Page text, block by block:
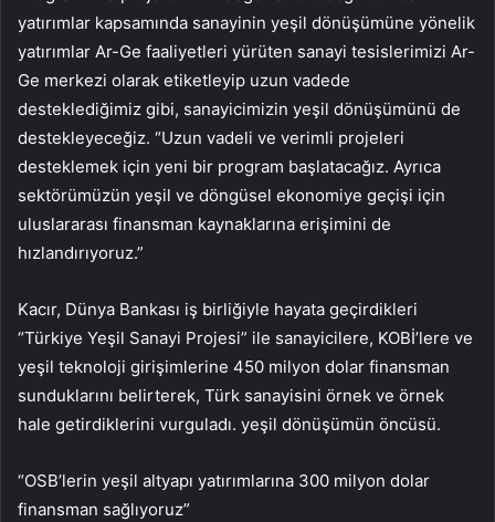
yatırımlar kapsamında sanayinin yeşil dönüşümüne yönelik
yatırımlar Ar-Ge faaliyetleri yürüten sanayi tesislerimizi Ar-
Ge merkezi olarak etiketleyip uzun vadede
desteklediğimiz gibi, sanayicimizin yeşil dönüşümünü de
destekleyeceğiz. “Uzun vadeli ve verimli projeleri
desteklemek için yeni bir program başlatacağız. Ayrıca
sektörümüzün yeşil ve döngüsel ekonomiye geçişi için
uluslararası finansman kaynaklarına erişimini de
hızlandırıyoruz.”
Kacır, Dünya Bankası iş birliğiyle hayata geçirdikleri
“Türkiye Yeşil Sanayi Projesi” ile sanayicilere, KOBİ’lere ve
yeşil teknoloji girişimlerine 450 milyon dolar finansman
sunduklarını belirterek, Türk sanayisini örnek ve örnek
hale getirdiklerini vurguladı. yeşil dönüşümün öncüsü.
“OSB’lerin yeşil altyapı yatırımlarına 300 milyon dolar
finansman sağlıyoruz”